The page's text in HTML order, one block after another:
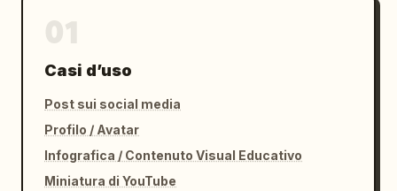
Casi d’uso
Post sui social media
Profilo / Avatar
Infografica / Contenuto Visual Educativo
Miniatura di YouTube